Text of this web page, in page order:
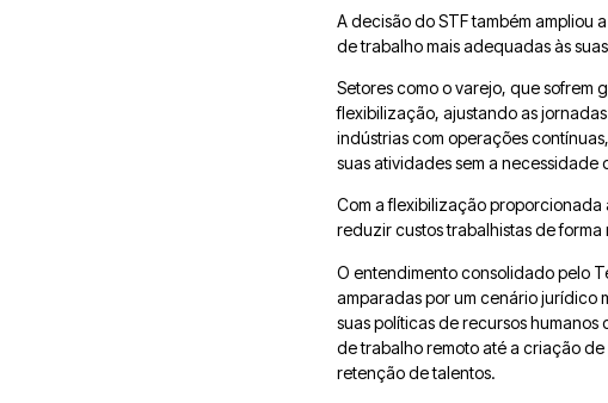
A decisão do STF também ampliou
de trabalho mais adequadas às
Setores como o varejo, que sofrem
flexibilização, ajustando as
indústrias com operações
suas atividades sem a
Com a flexibilização proporcionada
reduzir custos trabalhistas de forma
O entendimento consolidado pelo
amparadas por um cenário jurídico
suas políticas de recursos
de trabalho remoto até a criação
retenção de talentos.